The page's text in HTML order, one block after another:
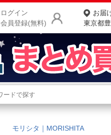
ログイン
会員登録(無料)
お届
東京都
商品をさ
ランキングか
カテゴリ一覧
モリシタ｜MORISHITA